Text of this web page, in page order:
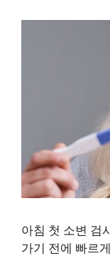
아침 첫 소변 검
가기 전에 빠르